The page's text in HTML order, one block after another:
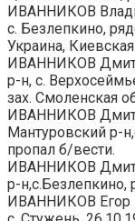
ИВАННИКОВ
с. Безлепкино,
Украина,
ИВАННИКОВ
р-н, с.
зах. Смоленская
ИВАННИКОВ
Мантуровский р-
пропал б/вести.
ИВАННИКОВ
р-н,с.Безлепкино,
ИВАННИКОВ Егор